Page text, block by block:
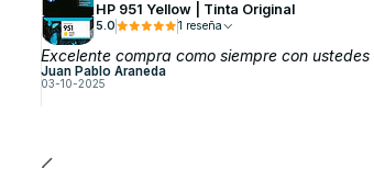
HP 951 Yellow | Tinta Original
5.0 1 reseña
Excelente compra como siempre con ustedes
Juan Pablo Araneda
03-10-2025